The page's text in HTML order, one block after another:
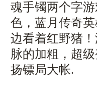
魂手镯两个字
色，蓝月传奇
边看着红野猪
脉的加粗，超
扬镖局大帐.